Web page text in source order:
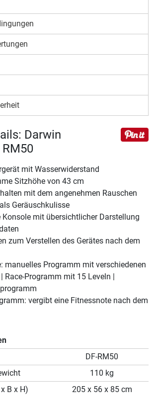
Darwin
mit Wasserwiderstand
Sitzhöhe von 43 cm
mit dem angenehmen Rauschen
Geräuschkulisse
Konsole mit übersichtlicher Darstellung
zum Verstellen des Gerätes nach dem
manuelles Programm mit verschiedenen
Race-Programm mit 15 Leveln |
vergibt eine Fitnessnote nach dem
DF-RM50
110 kg
B x H)
205 x 56 x 85 cm